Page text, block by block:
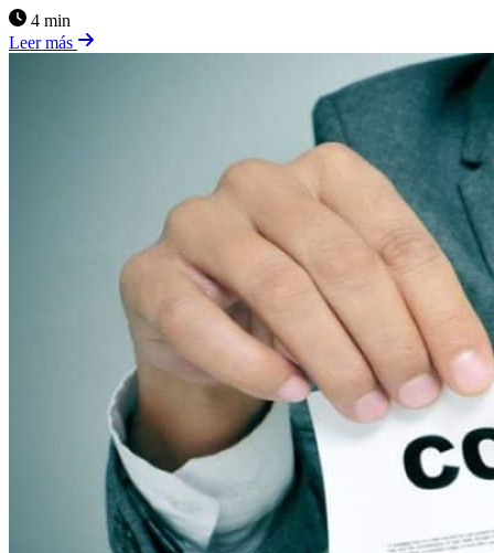
4 min
Leer más